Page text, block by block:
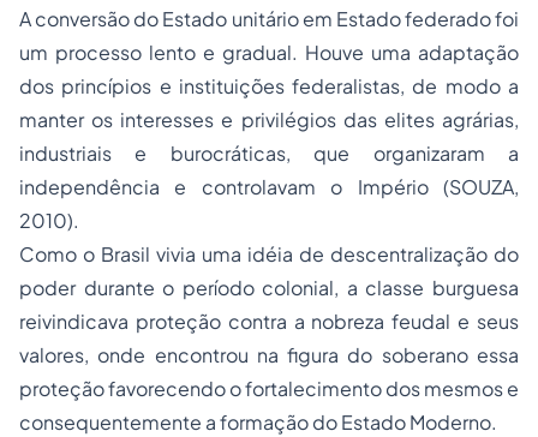
A conversão do Estado unitário em Estado federado foi
um processo lento e gradual. Houve uma adaptação
dos princípios e instituições federalistas, de modo a
manter os interesses e privilégios das elites agrárias,
industriais e burocráticas, que organizaram a
independência e controlavam o Império (SOUZA,
2010).
Como o Brasil vivia uma idéia de descentralização do
poder durante o período colonial, a classe burguesa
reivindicava proteção contra a nobreza feudal e seus
valores, onde encontrou na figura do soberano essa
proteção favorecendo o fortalecimento dos mesmos e
consequentemente a formação do Estado Moderno.